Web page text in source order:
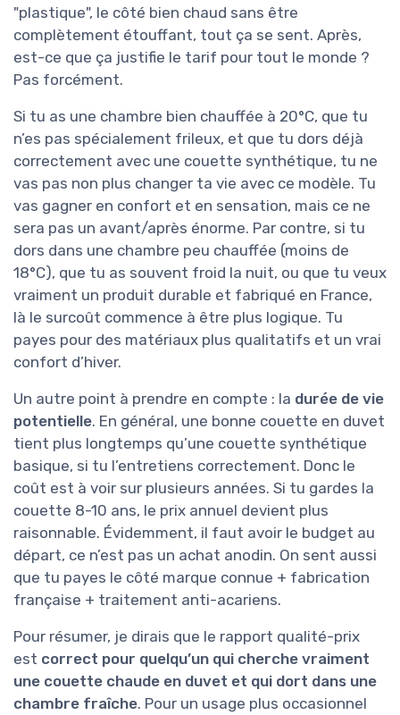
"plastique", le côté bien chaud sans être
complètement étouffant, tout ça se sent. Après,
est-ce que ça justifie le tarif pour tout le monde ?
Pas forcément.
Si tu as une chambre bien chauffée à 20°C, que tu
n’es pas spécialement frileux, et que tu dors déjà
correctement avec une couette synthétique, tu ne
vas pas non plus changer ta vie avec ce modèle. Tu
vas gagner en confort et en sensation, mais ce ne
sera pas un avant/après énorme. Par contre, si tu
dors dans une chambre peu chauffée (moins de
18°C), que tu as souvent froid la nuit, ou que tu veux
vraiment un produit durable et fabriqué en France,
là le surcoût commence à être plus logique. Tu
payes pour des matériaux plus qualitatifs et un vrai
confort d’hiver.
Un autre point à prendre en compte : la durée de vie
potentielle. En général, une bonne couette en duvet
tient plus longtemps qu’une couette synthétique
basique, si tu l’entretiens correctement. Donc le
coût est à voir sur plusieurs années. Si tu gardes la
couette 8-10 ans, le prix annuel devient plus
raisonnable. Évidemment, il faut avoir le budget au
départ, ce n’est pas un achat anodin. On sent aussi
que tu payes le côté marque connue + fabrication
française + traitement anti-acariens.
Pour résumer, je dirais que le rapport qualité-prix
est correct pour quelqu’un qui cherche vraiment
une couette chaude en duvet et qui dort dans une
chambre fraîche. Pour un usage plus occasionnel